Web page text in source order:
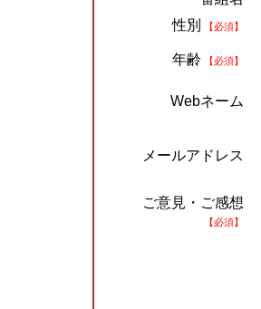
性別
【必須】
年齢 【必須】
Webネーム
メールアドレス
ご意見・ご感想
【必須】